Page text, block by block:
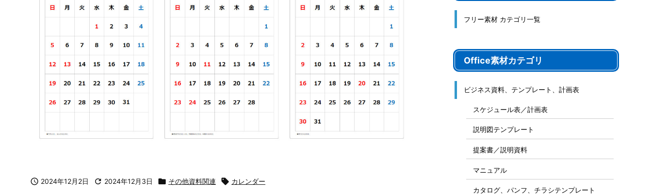
 2024年12月2日  2024年12月3日  その他資料関連  カレンダー
フリー素材 カテゴリ一覧
Office素材カテゴリ
ビジネス資料、テンプレート、計画表
スケジュール表／計画表
説明図テンプレート
提案書／説明資料
マニュアル
カタログ、パンフ、チラシテンプレート